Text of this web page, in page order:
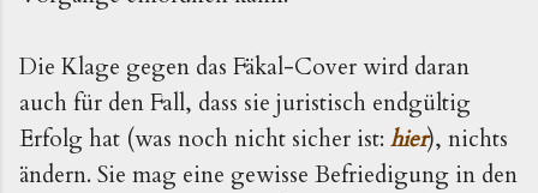
Die Klage gegen das Fäkal-Cover wird daran
auch für den Fall, dass sie juristisch endgültig
Erfolg hat (was noch nicht sicher ist: hier), nichts
ändern. Sie mag eine gewisse Befriedigung in den